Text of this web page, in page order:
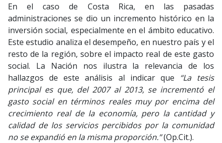
En el caso de Costa Rica, en las pasadas
administraciones se dio un incremento histórico en la
inversión social, especialmente en el ámbito educativo.
Este estudio analiza el desempeño, en nuestro país y el
resto de la región, sobre el impacto real de este gasto
social. La Nación nos ilustra la relevancia de los
hallazgos de este análisis al indicar que “La tesis
principal es que, del 2007 al 2013, se incrementó el
gasto social en términos reales muy por encima del
crecimiento real de la economía, pero la cantidad y
calidad de los servicios percibidos por la comunidad
no se expandió en la misma proporción.”(Op.Cit.).